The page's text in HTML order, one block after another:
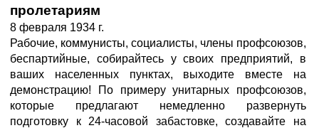
пролетариям
8 февраля 1934 г.
Рабочие, коммунисты, социалисты, члены профсоюзов,
беспартийные, собирайтесь у своих предприятий, в
ваших населенных пунктах, выходите вместе на
демонстрацию! По примеру унитарных профсоюзов,
которые предлагают немедленно развернуть
подготовку к 24-часовой забастовке, создавайте на